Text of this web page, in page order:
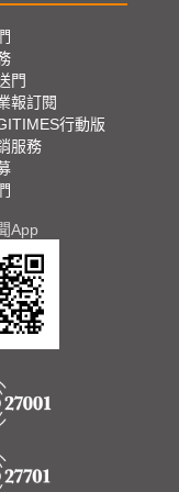
門
報訂閱
行動版
服務
App